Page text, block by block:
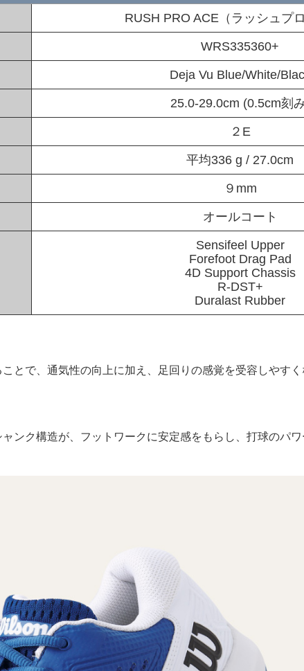
RUSH PRO ACE（ラッシュプロ
WRS335360+
Deja Vu Blue/White/
25.0-29.0cm (0.5cm刻
２E
平均336 g / 27.0cm
９mm
オールコート
Sensifeel Upper
Forefoot Drag Pad
4D Support Chassis
R-DST+
Duralast Rubber
とで、通気性の向上に加え、足回りの感覚を受容しやす
ンク構造が、フットワークに安定感をもらし、打球のパ